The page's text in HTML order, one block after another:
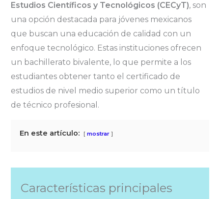
Estudios Científicos y Tecnológicos (CECyT), son
una opción destacada para jóvenes mexicanos
que buscan una educación de calidad con un
enfoque tecnológico. Estas instituciones ofrecen
un bachillerato bivalente, lo que permite a los
estudiantes obtener tanto el certificado de
estudios de nivel medio superior como un título
de técnico profesional.
En este artículo: mostrar
Características principales